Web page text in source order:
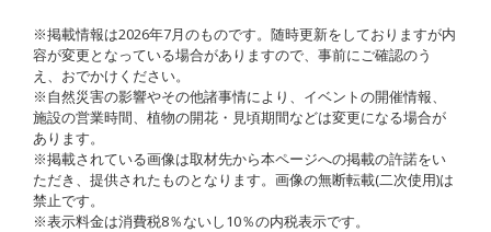
※掲載情報は2026年7月のものです。随時更新をしておりますが内
容が変更となっている場合がありますので、事前にご確認のう
え、おでかけください。
※自然災害の影響やその他諸事情により、イベントの開催情報、
施設の営業時間、植物の開花・見頃期間などは変更になる場合が
あります。
※掲載されている画像は取材先から本ページへの掲載の許諾をい
ただき、提供されたものとなります。画像の無断転載(二次使用)は
禁止です。
※表示料金は消費税8％ないし10％の内税表示です。